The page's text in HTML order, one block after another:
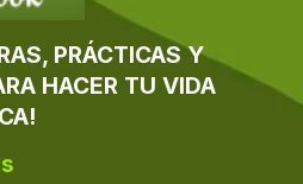
PRÁCTICAS Y
HACER TU VIDA